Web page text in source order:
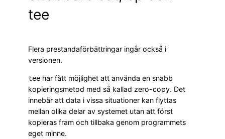
tee
Flera prestandaförbättringar ingår också i
versionen.
tee har fått möjlighet att använda en snabb
kopieringsmetod med så kallad zero-copy. Det
innebär att data i vissa situationer kan flyttas
mellan olika delar av systemet utan att först
kopieras fram och tillbaka genom programmets
eget minne.